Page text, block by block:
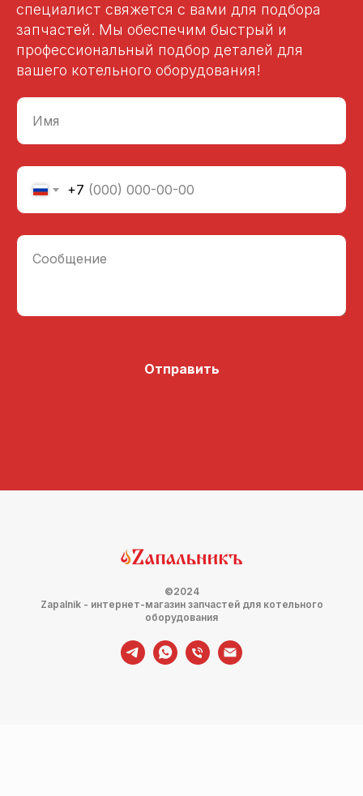
специалист свяжется с вами для подбора
запчастей. Мы обеспечим быстрый и
профессиональный подбор деталей для
вашего котельного оборудования!
Имя
+7
Сообщение
Отправить
©2024
Zapalnik - интернет-магазин запчастей для котельного
оборудования